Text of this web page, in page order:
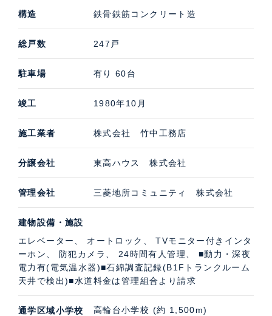
構造 鉄骨鉄筋コンクリート造
総戸数 247戸
駐車場 有り 60台
竣工 1980年10月
施工業者 株式会社 竹中工務店
分譲会社 東高ハウス 株式会社
管理会社 三菱地所コミュニティ 株式会社
建物設備・施設
エレベーター、 オートロック、 TVモニター付きインタ
ーホン、 防犯カメラ、 24時間有人管理、 ■動力・深夜
電力有(電気温水器)■石綿調査記録(B1Fトランクルーム
天井で検出)■水道料金は管理組合より請求
通学区域小学校 高輪台小学校 (約 1,500m)